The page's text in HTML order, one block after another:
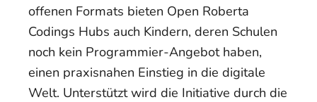
offenen Formats bieten Open Roberta
Codings Hubs auch Kindern, deren Schulen
noch kein Programmier-Angebot haben,
einen praxisnahen Einstieg in die digitale
Welt. Unterstützt wird die Initiative durch die